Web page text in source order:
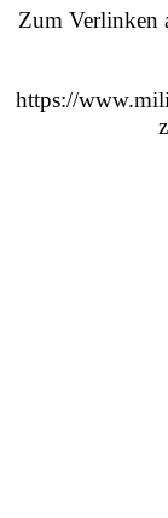
Direkt zum
Zum Verlinken
https://